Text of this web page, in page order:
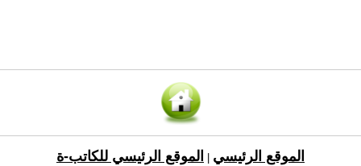
الموقع الرئيسي الموقع الرئيسي للكاتب-ة